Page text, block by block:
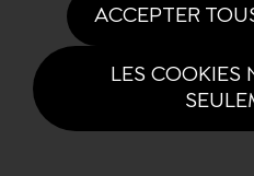
ACCEPTER
LES COOKIES
Tous drois réservés Triathlon-
de confidentialité|Gestion des cookies